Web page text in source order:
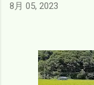
8月 05, 2023